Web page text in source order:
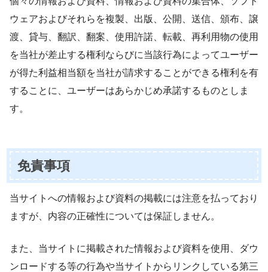
ウェアおよびそれらを複製、出版、公開、送信、頒布、譲
渡、貸与、翻訳、翻案、使用許諾、転載、再利用物の使用
を当社が差止する権利ならびに当該行為によってユーザー
が得た利益相当額を当社が請求することができる権利を有
することに、ユーザーはあらかじめ承諾するものとしま
す。
免責事項
当サイトへの情報および資料の掲載には注意を払っており
ますが、内容の正確性については保証しません。
また、当サイトに掲載された情報および資料を使用、ダウ
ンロードする等の行為や当サイトからリンクしている第三